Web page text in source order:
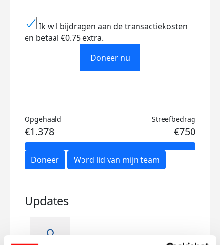
Ik wil bijdragen aan de transactiekosten
en betaal €0.75 extra.
Doneer nu
Opgehaald
€1.378
Streefbedrag
€750
Doneer Word lid van mijn team
Updates